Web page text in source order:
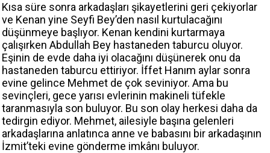
Kısa süre sonra arkadaşları şikayetlerini geri çekiyorlar
ve Kenan yine Seyfi Bey’den nasıl kurtulacağını
düşünmeye başlıyor. Kenan kendini kurtarmaya
çalışırken Abdullah Bey hastaneden taburcu oluyor.
Eşinin de evde daha iyi olacağını düşünerek onu da
hastaneden taburcu ettiriyor. İffet Hanım aylar sonra
evine gelince Mehmet de çok seviniyor. Ama bu
sevinçleri, gece yarısı evlerinin makineli tüfekle
taranmasıyla son buluyor. Bu son olay herkesi daha da
tedirgin ediyor. Mehmet, ailesiyle başına gelenleri
arkadaşlarına anlatınca anne ve babasını bir arkadaşının
İzmit’teki evine gönderme imkânı buluyor.